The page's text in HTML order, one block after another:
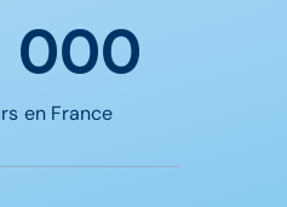
000
en France